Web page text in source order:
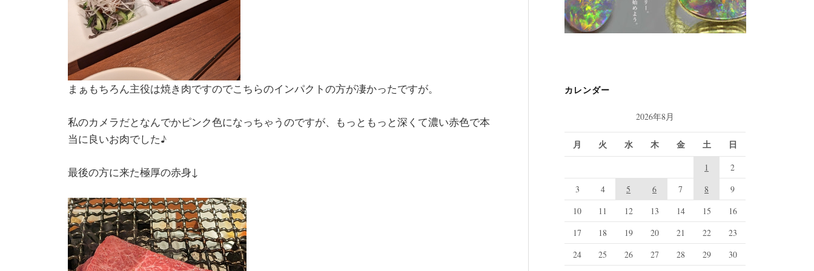
まぁもちろん主役は焼き肉ですのでこちらのインパクトの方が凄かったですが。
私のカメラだとなんでかピンク色になっちゃうのですが、もっともっと深くて濃い赤色で本
当に良いお肉でした♪
最後の方に来た極厚の赤身↓
カレンダー
2026年8月
月 火 水 木 金 土 日
1
2
3
4 5 6 7 8
9
10
11 12 13 14 15
16
17
18 19 20 21 22
23
24
25 26 27 28 29
30